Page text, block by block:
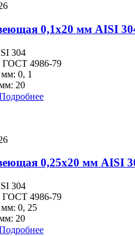
0,1х20 мм AISI
304
ГОСТ 4986-79
0, 1
20
0,25х20 мм AISI
304
ГОСТ 4986-79
0, 25
20